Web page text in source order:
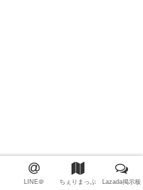
LINE＠ ちぇりまっぷ Lazada掲示板